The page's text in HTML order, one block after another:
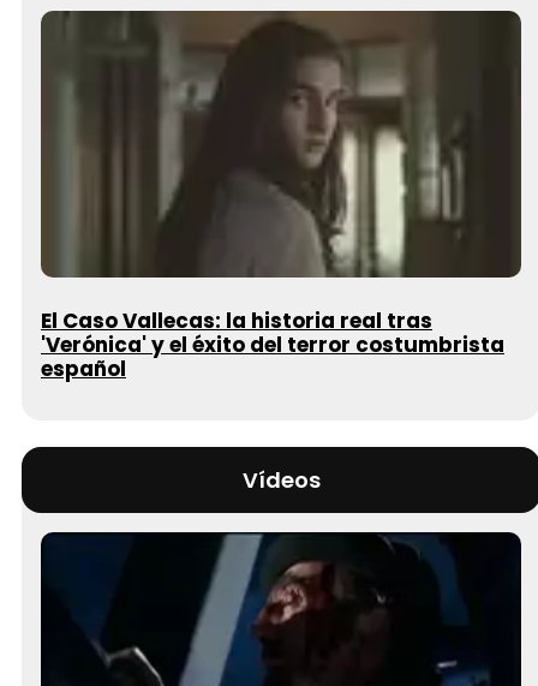
El Caso Vallecas: la historia real tras
'Verónica' y el éxito del terror costumbrista
español
Vídeos